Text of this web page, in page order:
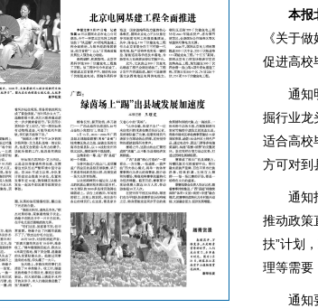
本报
《关于
促进高校
通知明
掘行业龙
适合高校
方可对到
通知指
推动政策
扶”计划
理等需要
通知要